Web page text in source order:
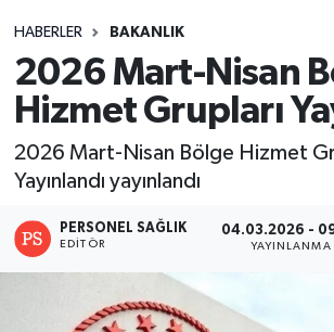
HABERLER BAKANLIK
2026 Mart-Nisan
Hizmet Grupları
2026 Mart-Nisan Bölge Hizmet
Yayınlandı yayınlandı
PERSONEL SAĞLIK
EDITÖR
04.03.2026 -
YAYINLANMA
Atamalar
Mevzuat
Sendika
Kpss - Sınav
Tüm Manşetler
Son Dakika Haberleri
Haber Arşivi